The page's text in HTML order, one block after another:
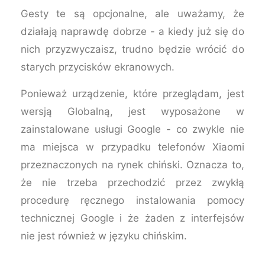
Gesty te są opcjonalne, ale uważamy, że
działają naprawdę dobrze - a kiedy już się do
nich przyzwyczaisz, trudno będzie wrócić do
starych przycisków ekranowych.
Ponieważ urządzenie, które przeglądam, jest
wersją Globalną, jest wyposażone w
zainstalowane usługi Google - co zwykle nie
ma miejsca w przypadku telefonów Xiaomi
przeznaczonych na rynek chiński. Oznacza to,
że nie trzeba przechodzić przez zwykłą
procedurę ręcznego instalowania pomocy
technicznej Google i że żaden z interfejsów
nie jest również w języku chińskim.